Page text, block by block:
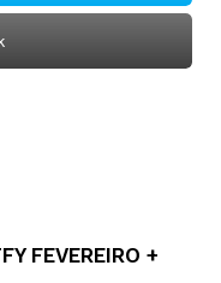
FEVEREIRO +